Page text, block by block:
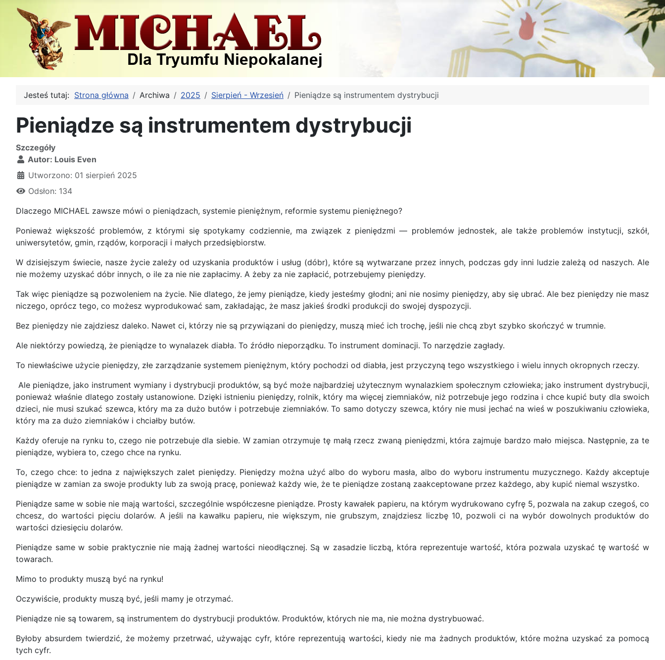
Jesteś tutaj: Strona główna Archiwa 2025 Sierpień - Wrzesień Pieniądze są instrumentem dystrybucji
Pieniądze są instrumentem dystrybucji
Szczegóły
Autor: Louis Even
Utworzono: 01 sierpień 2025
Odsłon: 134
Dlaczego MICHAEL zawsze mówi o pieniądzach, systemie pieniężnym, reformie systemu pieniężnego?
Ponieważ większość problemów, z którymi się spotykamy codziennie, ma związek z pieniędzmi — problemów jednostek, ale także problemów instytucji, szkół,
uniwersytetów, gmin, rządów, korporacji i małych przedsiębiorstw.
W dzisiejszym świecie, nasze życie zależy od uzyskania produktów i usług (dóbr), które są wytwarzane przez innych, podczas gdy inni ludzie zależą od naszych. Ale
nie możemy uzyskać dóbr innych, o ile za nie nie zapłacimy. A żeby za nie zapłacić, potrzebujemy pieniędzy.
Tak więc pieniądze są pozwoleniem na życie. Nie dlatego, że jemy pieniądze, kiedy jesteśmy głodni; ani nie nosimy pieniędzy, aby się ubrać. Ale bez pieniędzy nie masz
niczego, oprócz tego, co możesz wyprodukować sam, zakładając, że masz jakieś środki produkcji do swojej dyspozycji.
Bez pieniędzy nie zajdziesz daleko. Nawet ci, którzy nie są przywiązani do pieniędzy, muszą mieć ich trochę, jeśli nie chcą zbyt szybko skończyć w trumnie.
Ale niektórzy powiedzą, że pieniądze to wynalazek diabła. To źródło nieporządku. To instrument dominacji. To narzędzie zagłady.
To niewłaściwe użycie pieniędzy, złe zarządzanie systemem pieniężnym, który pochodzi od diabła, jest przyczyną tego wszystkiego i wielu innych okropnych rzeczy.
Ale pieniądze, jako instrument wymiany i dystrybucji produktów, są być może najbardziej użytecznym wynalazkiem społecznym człowieka; jako instrument dystrybucji,
ponieważ właśnie dlatego zostały ustanowione. Dzięki istnieniu pieniędzy, rolnik, który ma więcej ziemniaków, niż potrzebuje jego rodzina i chce kupić buty dla swoich
dzieci, nie musi szukać szewca, który ma za dużo butów i potrzebuje ziemniaków. To samo dotyczy szewca, który nie musi jechać na wieś w poszukiwaniu człowieka,
który ma za dużo ziemniaków i chciałby butów.
Każdy oferuje na rynku to, czego nie potrzebuje dla siebie. W zamian otrzymuje tę małą rzecz zwaną pieniędzmi, która zajmuje bardzo mało miejsca. Następnie, za te
pieniądze, wybiera to, czego chce na rynku.
To, czego chce: to jedna z największych zalet pieniędzy. Pieniędzy można użyć albo do wyboru masła, albo do wyboru instrumentu muzycznego. Każdy akceptuje
pieniądze w zamian za swoje produkty lub za swoją pracę, ponieważ każdy wie, że te pieniądze zostaną zaakceptowane przez każdego, aby kupić niemal wszystko.
Pieniądze same w sobie nie mają wartości, szczególnie współczesne pieniądze. Prosty kawałek papieru, na którym wydrukowano cyfrę 5, pozwala na zakup czegoś, co
chcesz, do wartości pięciu dolarów. A jeśli na kawałku papieru, nie większym, nie grubszym, znajdziesz liczbę 10, pozwoli ci na wybór dowolnych produktów do
wartości dziesięciu dolarów.
Pieniądze same w sobie praktycznie nie mają żadnej wartości nieodłącznej. Są w zasadzie liczbą, która reprezentuje wartość, która pozwala uzyskać tę wartość w
towarach.
Mimo to produkty muszą być na rynku!
Oczywiście, produkty muszą być, jeśli mamy je otrzymać.
Pieniądze nie są towarem, są instrumentem do dystrybucji produktów. Produktów, których nie ma, nie można dystrybuować.
Byłoby absurdem twierdzić, że możemy przetrwać, używając cyfr, które reprezentują wartości, kiedy nie ma żadnych produktów, które można uzyskać za pomocą
tych cyfr.